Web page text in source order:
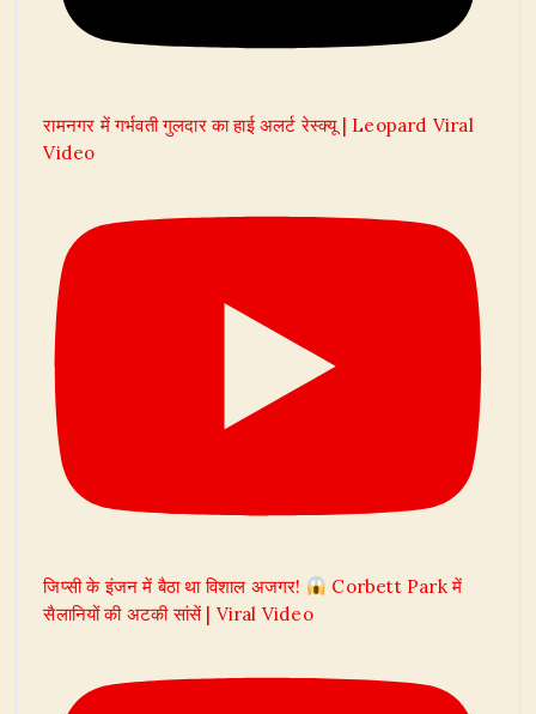
रामनगर में गर्भवती गुलदार का हाई अलर्ट रेस्क्यू | Leopard Viral
Video
जिप्सी के इंजन में बैठा था विशाल अजगर!
Corbett Park में
सैलानियों की अटकी सांसें | Viral Video